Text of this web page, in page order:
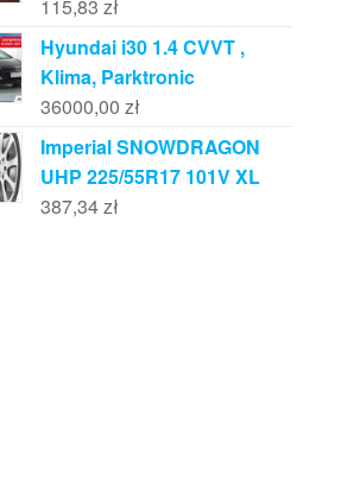
115,83 zł
Hyundai i30 1.4 CVVT ,
Klima, Parktronic
36000,00 zł
Imperial SNOWDRAGON
UHP 225/55R17 101V XL
387,34zł